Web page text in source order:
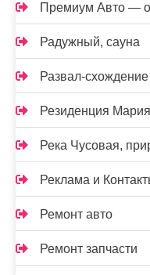
Премиум Авто —
Радужный, сауна
Развал-
Резиденция
Река Чусовая,
Реклама и
Ремонт авто
Ремонт запчасти